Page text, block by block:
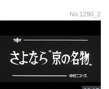
No.1290_2